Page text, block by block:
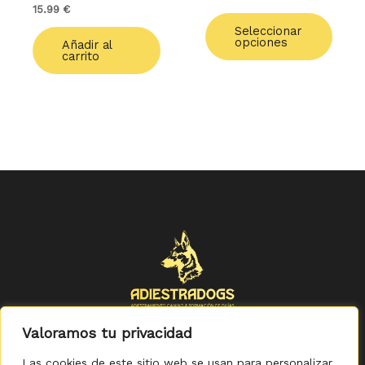
Valoramos tu privacidad
15.99 €
Añadir al
carrito
Seleccionar
opciones
de